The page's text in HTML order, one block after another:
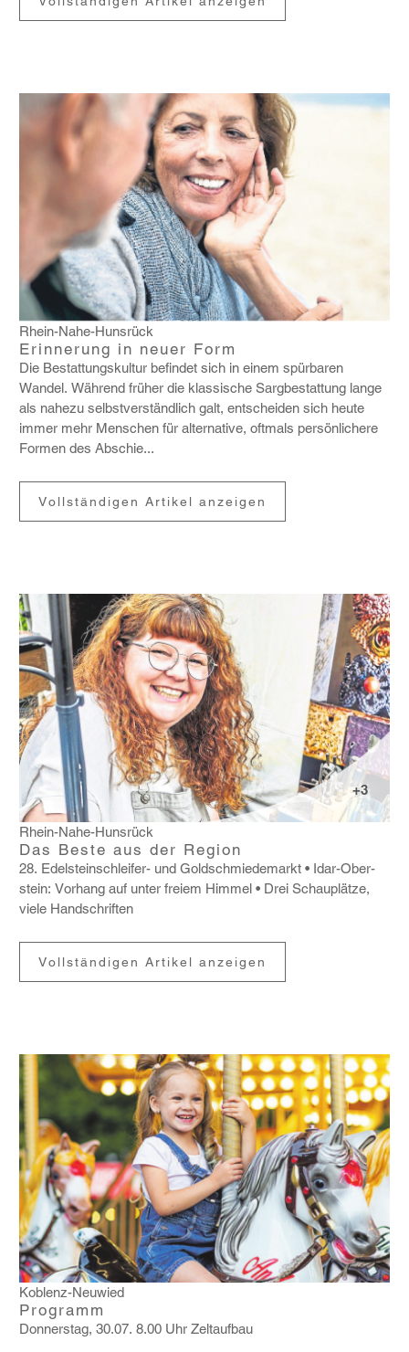
Rhein-Nahe-Hunsrück
Erinnerung in neuer Form
Die Bestat­tungs­kultur befindet sich in einem spür­baren
Wandel. Während früher die klas­si­sche Sarg­be­stat­tung lange
als nahezu selbst­ver­ständ­lich galt, entscheiden sich heute
immer mehr Menschen für alter­na­tive, oftmals persön­li­chere
Formen des Abschie...
Vollständigen Artikel anzeigen
+3
Rhein-Nahe-Hunsrück
Das Beste aus der Region
28. Edel­stein­schleifer- und Gold­schmie­de­markt Idar-Ober­
stein: Vorhang auf unter freiem Himmel Drei Schau­plätze,
viele Hand­schriften
Vollständigen Artikel anzeigen
Koblenz-Neuwied
Programm
Donnerstag, 30.07. 8.00 Uhr Zelt­aufbau